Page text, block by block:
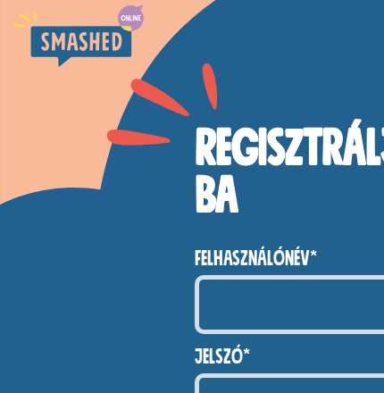
Ugrás a főoldalra
Smashed Online
ba
Felhasználónév*
Jelszó*